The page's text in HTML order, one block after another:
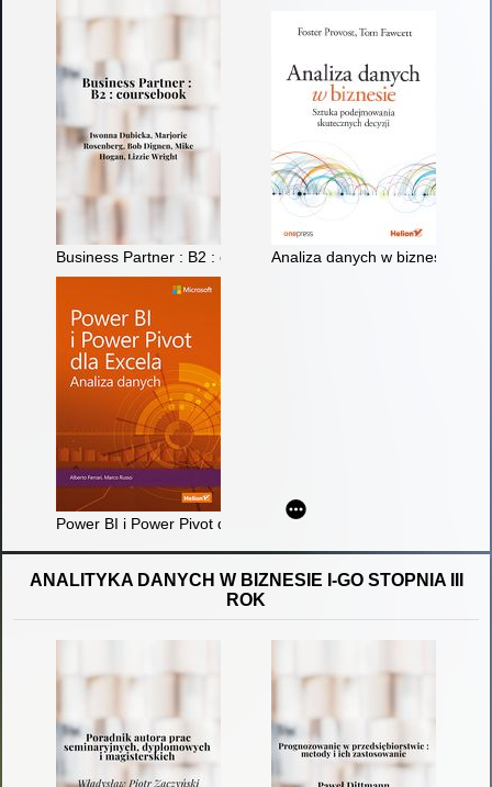
Business Partner : B2 : coursebookAnaliza danych w biznesie :
Power BI i Power Pivot dla Excela : analiza danych
ANALITYKA DANYCH W BIZNESIE I-GO STOPNIA III
ROK